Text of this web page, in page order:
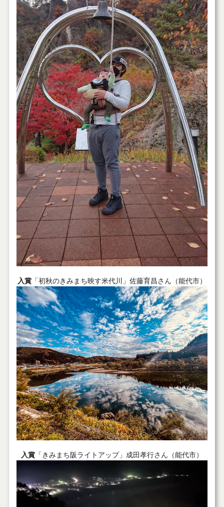
入賞「初秋のきみまち映す米代川」佐藤育昌さん（能代市）
入賞「きみまち阪ライトアップ」成田孝行さん（能代市）